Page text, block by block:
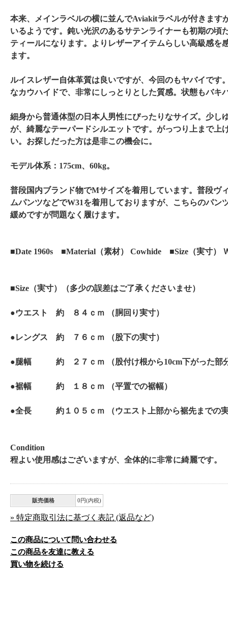
本来、メインラベルの横に並んでAviakitラベルが付きます
いるようです。鈍い光沢のあるサテンライナーも初期の頃
ティールになります。よりレザーアイテムらしい高級感を
ます。
ルイスレザー自体革質は良いですが、今回のもヤバイです
なカウハイドで、非常にしっとりとした質感。状態もバキ
細身から普通体型の日本人男性にぴったりなサイズ。少し
が、綺麗なテーパードシルエットです。がっつり上まで上
い。お探しだった方は是非この機会に。
モデル体系：175cm、60kg。
普段国内ブランド物でMサイズを着用しています。普段ヴ
ムパンツなどでW31を着用しておりますが、こちらのパン
緩めですが問題なく履けます。
■Date 1960s ■Material（素材） Cowhide ■Size（実寸）
■Size（実寸）（多少の誤差はご了承くださいませ）
●ウエスト 約 ８４ｃｍ （胴回り実寸）
●レングス 約 ７６ｃｍ （股下の実寸）
●腿幅 約 ２７ｃｍ （股付け根から10cm下がった部
●裾幅 約 １８ｃｍ （平置での裾幅）
●全長 約１０５ｃｍ （ウエスト上部から裾先までの
Condition
程よい使用感はございますが、全体的に非常に綺麗です。
販売価格 0円(内税)
» 特定商取引法に基づく表記 (返品など)
この商品について問い合わせる
この商品を友達に教える
買い物を続ける